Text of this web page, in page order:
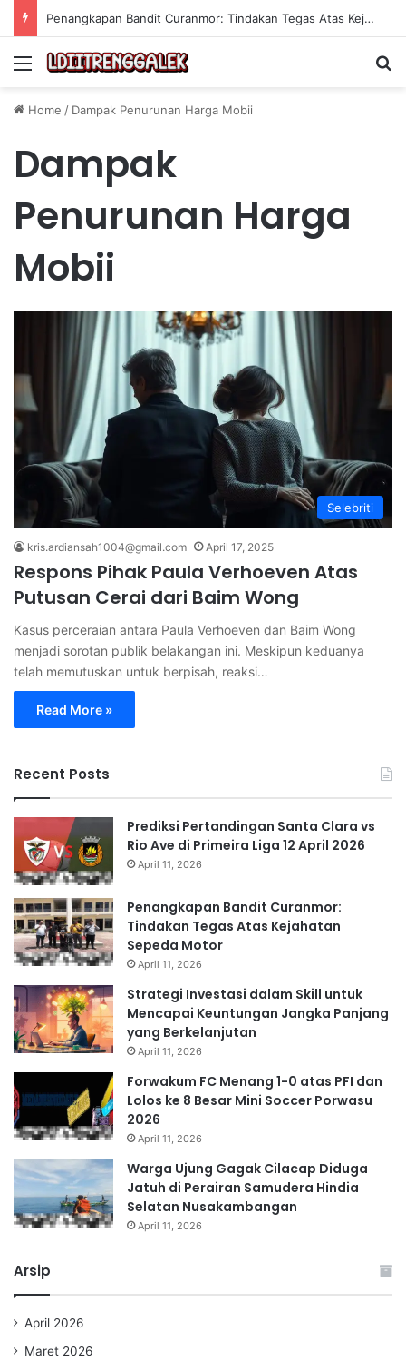
Penangkapan Bandit Curanmor: Tindakan Tegas Atas Kejahatan Sepeda Motor
Menu
Home / Dampak Penurunan Harga Mobii
Dampak
Penurunan Harga
Mobii
Selebriti
kris.ardiansah1004@gmail.com April 17, 2025
Respons Pihak Paula Verhoeven Atas
Putusan Cerai dari Baim Wong
Kasus perceraian antara Paula Verhoeven dan Baim Wong
menjadi sorotan publik belakangan ini. Meskipun keduanya
telah memutuskan untuk berpisah, reaksi…
Read More »
Recent Posts
Prediksi Pertandingan Santa Clara vs
Rio Ave di Primeira Liga 12 April 2026
April 11, 2026
Penangkapan Bandit Curanmor:
Tindakan Tegas Atas Kejahatan
Sepeda Motor
April 11, 2026
Strategi Investasi dalam Skill untuk
Mencapai Keuntungan Jangka Panjang
yang Berkelanjutan
April 11, 2026
Forwakum FC Menang 1-0 atas PFI dan
Lolos ke 8 Besar Mini Soccer Porwasu
2026
April 11, 2026
Warga Ujung Gagak Cilacap Diduga
Jatuh di Perairan Samudera Hindia
Selatan Nusakambangan
April 11, 2026
Arsip
April 2026
Maret 2026